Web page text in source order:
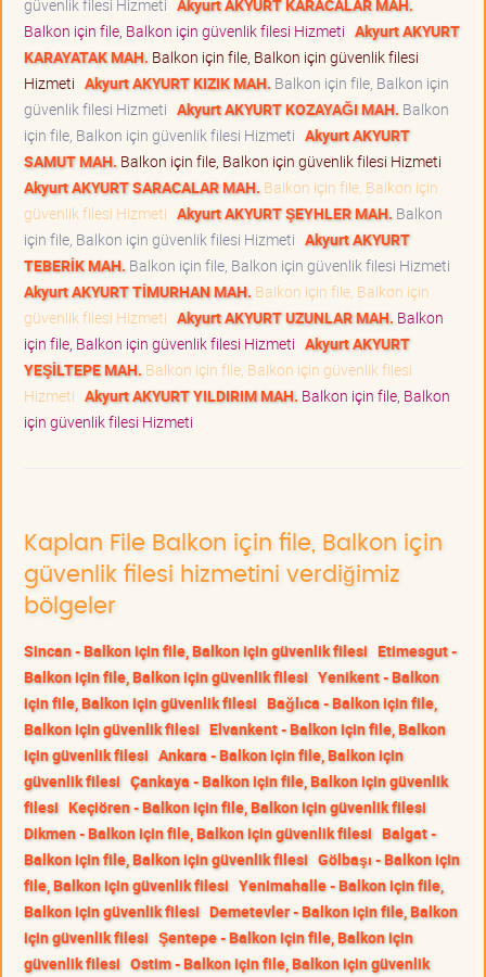
güvenlik filesi Hizmeti Akyurt AKYURT KARACALAR MAH.
Balkon için file, Balkon için güvenlik filesi Hizmeti Akyurt AKYURT
KARAYATAK MAH. Balkon için file, Balkon için güvenlik filesi
Hizmeti Akyurt AKYURT KIZIK MAH. Balkon için file, Balkon için
güvenlik filesi Hizmeti Akyurt AKYURT KOZAYAĞI MAH. Balkon
için file, Balkon için güvenlik filesi Hizmeti Akyurt AKYURT
SAMUT MAH. Balkon için file, Balkon için güvenlik filesi Hizmeti
Akyurt AKYURT SARACALAR MAH. Balkon için file, Balkon için
güvenlik filesi Hizmeti Akyurt AKYURT ŞEYHLER MAH. Balkon
için file, Balkon için güvenlik filesi Hizmeti Akyurt AKYURT
TEBERİK MAH. Balkon için file, Balkon için güvenlik filesi Hizmeti
Akyurt AKYURT TİMURHAN MAH. Balkon için file, Balkon için
güvenlik filesi Hizmeti Akyurt AKYURT UZUNLAR MAH. Balkon
için file, Balkon için güvenlik filesi Hizmeti Akyurt AKYURT
YEŞİLTEPE MAH. Balkon için file, Balkon için güvenlik filesi
Hizmeti Akyurt AKYURT YILDIRIM MAH. Balkon için file, Balkon
için güvenlik filesi Hizmeti
Kaplan File Balkon için file, Balkon için
güvenlik filesi hizmetini verdiğimiz
bölgeler
Sincan - Balkon için file, Balkon için güvenlik filesi Etimesgut -
Balkon için file, Balkon için güvenlik filesi Yenikent - Balkon
için file, Balkon için güvenlik filesi Bağlıca - Balkon için file,
Balkon için güvenlik filesi Elvankent - Balkon için file, Balkon
için güvenlik filesi Ankara - Balkon için file, Balkon için
güvenlik filesi Çankaya - Balkon için file, Balkon için güvenlik
filesi Keçiören - Balkon için file, Balkon için güvenlik filesi
Dikmen - Balkon için file, Balkon için güvenlik filesi Balgat -
Balkon için file, Balkon için güvenlik filesi Gölbaşı - Balkon için
file, Balkon için güvenlik filesi Yenimahalle - Balkon için file,
Balkon için güvenlik filesi Demetevler - Balkon için file, Balkon
için güvenlik filesi Şentepe - Balkon için file, Balkon için
güvenlik filesi Ostim - Balkon için file, Balkon için güvenlik